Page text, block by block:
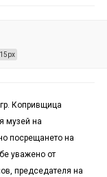
15px
Копривщица
музей на
посрещането на
уважено от
председателя на